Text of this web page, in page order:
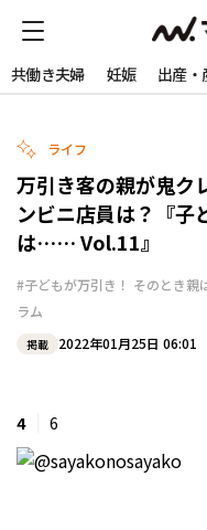
共働き夫婦 妊娠 出産・
ライフ
万引き客の親が鬼ク
ンビニ店員は？『子
は…… Vol.11』
#子どもが万引き！ そのとき
ラム
掲載 2022年01月25日 06:01
4 6